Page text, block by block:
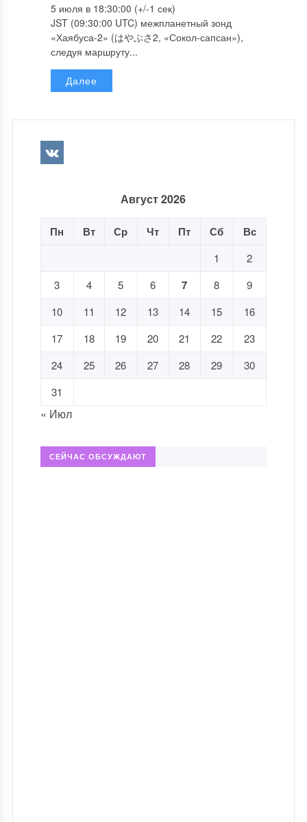
5 июля в 18:30:00 (+/-1 сек)
JST (09:30:00 UTC) межпланетный зонд
«Хаябуса-2» (はやぶさ2, «Сокол-сапсан»),
следуя маршруту...
Далее
Август 2026
Пн Вт Ср Чт Пт Сб Вс
1
2
3
4 5 6 7 8
9
10
11 12 13 14 15
16
17
18 19 20 21 22
23
24
25 26 27 28 29
30
31
« Июл
СЕЙЧАС ОБСУЖДАЮТ